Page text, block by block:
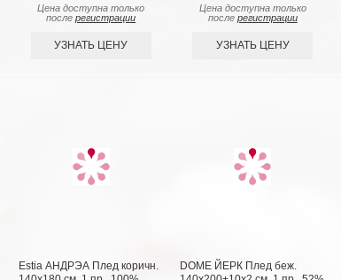
Цена доступна только
послерегистрации
УЗНАТЬ ЦЕНУ
Цена доступна только
после регистрации
УЗНАТЬ ЦЕНУ
Estia АНДРЭА Плед коричн.
DOME ЙЕРК Плед беж.